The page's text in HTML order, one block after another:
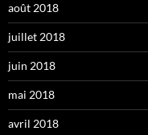
août 2018
juillet 2018
juin 2018
mai 2018
avril 2018